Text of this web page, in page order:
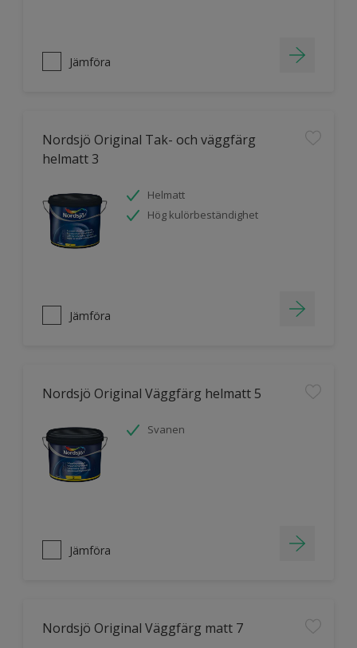
Jämföra
Nordsjö Original Tak- och väggfärg
helmatt 3
Helmatt
Hög kulörbeständighet
Jämföra
Nordsjö Original Väggfärg helmatt 5
Svanen
Jämföra
Nordsjö Original Väggfärg matt 7